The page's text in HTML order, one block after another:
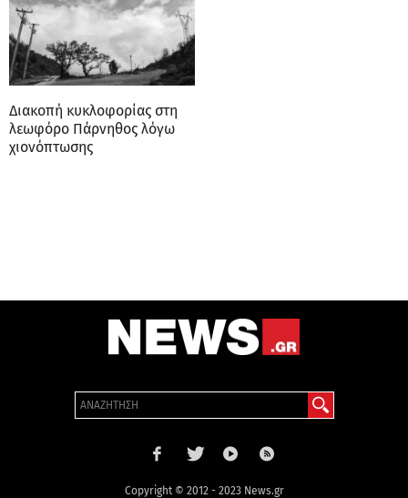
Διακοπή κυκλοφορίας στη
λεωφόρο Πάρνηθoς λόγω
χιονόπτωσης
Copyright © 2012 - 2023 News.gr